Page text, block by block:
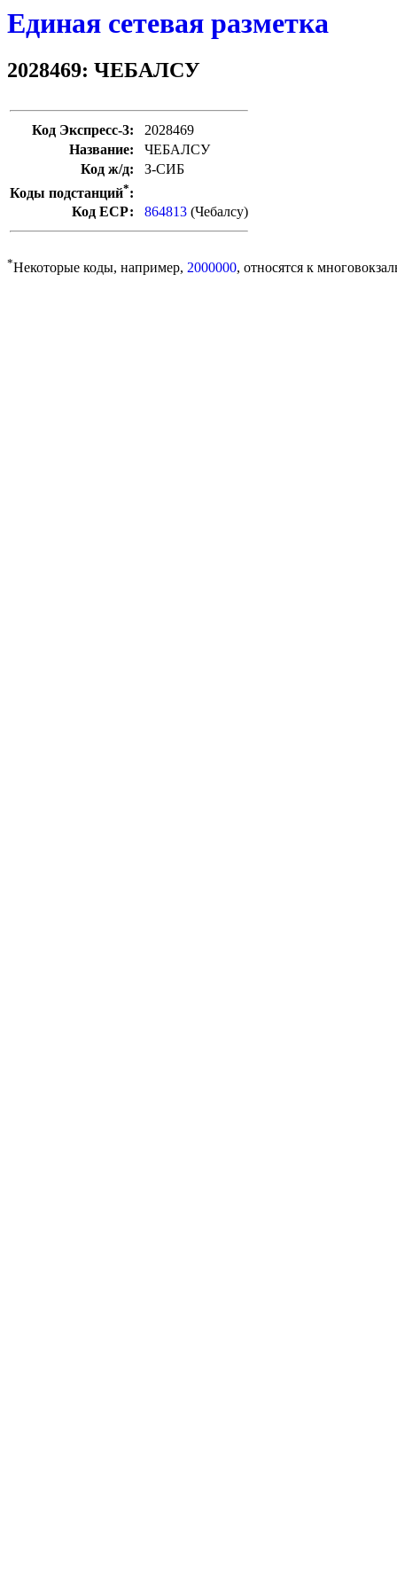
Единая сетевая разметка
2028469: ЧЕБАЛСУ
Код Экспресс-3:
2028469
Название:
ЧЕБАЛСУ
Код ж/д:
З-СИБ
Коды подстанций*:
Код ЕСР:
864813 (Чебалсу)
*Некоторые коды, например, 2000000, относятся к